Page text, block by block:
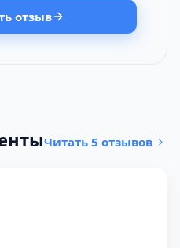
отзыв
Читать 5 отзывов